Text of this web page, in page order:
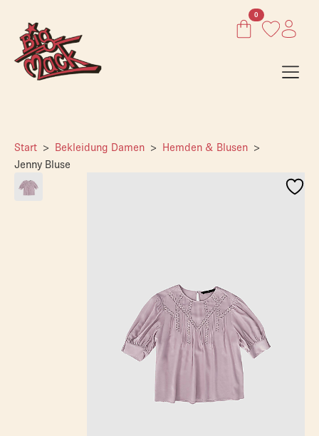
0
Start Bekleidung Damen
Hemden & Blusen
Jenny Bluse